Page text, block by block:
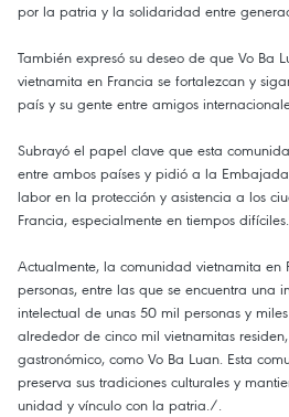
por la patria y la solidaridad entre
También expresó su deseo de que Vo Ba
vietnamita en Francia se fortalezcan y
país y su gente entre amigos
Subrayó el papel clave que esta
entre ambos países y pidió a la
labor en la protección y asistencia a los
Francia, especialmente en tiempos difíciles.
Actualmente, la comunidad vietnamita en
personas, entre las que se encuentra una
intelectual de unas 50 mil personas y
alrededor de cinco mil vietnamitas
gastronómico, como Vo Ba Luan. Esta
preserva sus tradiciones culturales y
unidad y vínculo con la patria./.